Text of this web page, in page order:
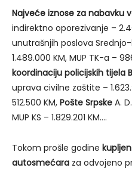
Najveće iznose za nabavku
indirektno oporezivanje –
unutrašnjih poslova
1.489.000 KM, MUP TK-a –
koordinaciju policijskih tijela
uprava civilne zaštite –
512.500 KM, Pošte Srpske A.
MUP KS – 1.829.201 KM….
Tokom prošle godine
autosmećara za odvojeno